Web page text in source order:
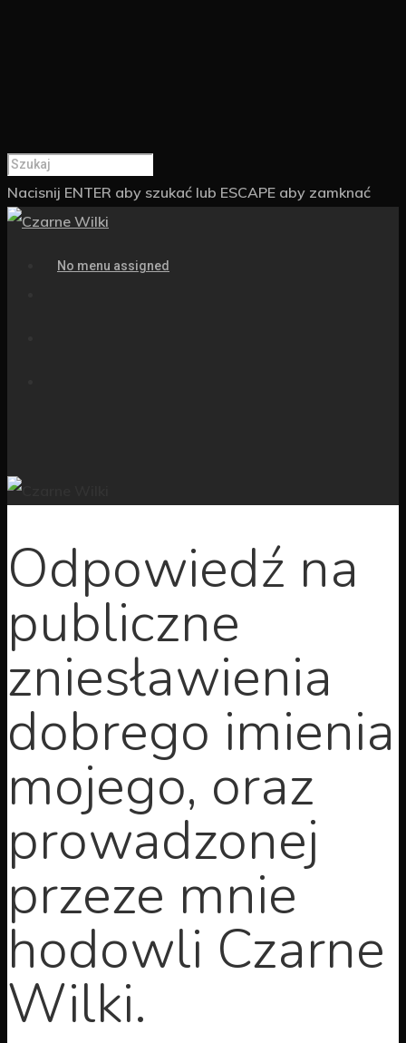
Nacisnij ENTER aby szukać lub ESCAPE aby zamknać
No menu assigned
Odpowiedź na
publiczne
zniesławienia
dobrego imienia
mojego, oraz
prowadzonej
przeze mnie
hodowli Czarne
Wilki.